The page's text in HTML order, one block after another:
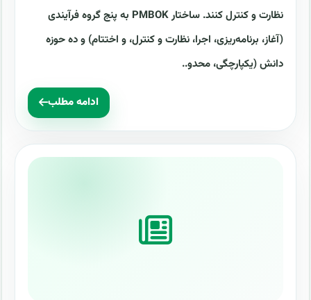
نظارت و کنترل کنند. ساختار PMBOK به پنج گروه فرآیندی
(آغاز، برنامه‌ریزی، اجرا، نظارت و کنترل، و اختتام) و ده حوزه
دانش (یکپارچگی، محدو..
ادامه مطلب